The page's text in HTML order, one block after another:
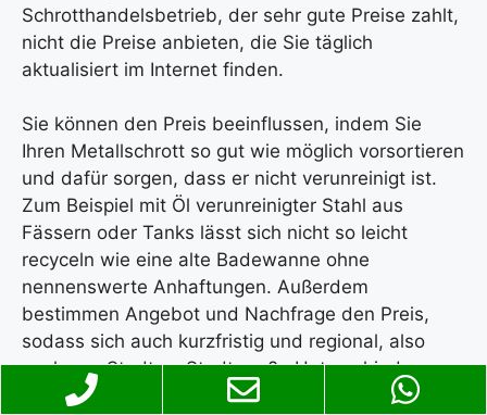
Schrotthandelsbetrieb, der sehr gute Preise zahlt,
nicht die Preise anbieten, die Sie täglich
aktualisiert im Internet finden.
Sie können den Preis beeinflussen, indem Sie
Ihren Metallschrott so gut wie möglich vorsortieren
und dafür sorgen, dass er nicht verunreinigt ist.
Zum Beispiel mit Öl verunreinigter Stahl aus
Fässern oder Tanks lässt sich nicht so leicht
recyceln wie eine alte Badewanne ohne
nennenswerte Anhaftungen. Außerdem
bestimmen Angebot und Nachfrage den Preis,
sodass sich auch kurzfristig und regional, also
auch von Stadt zu Stadt große Unterschiede
ergeben können.